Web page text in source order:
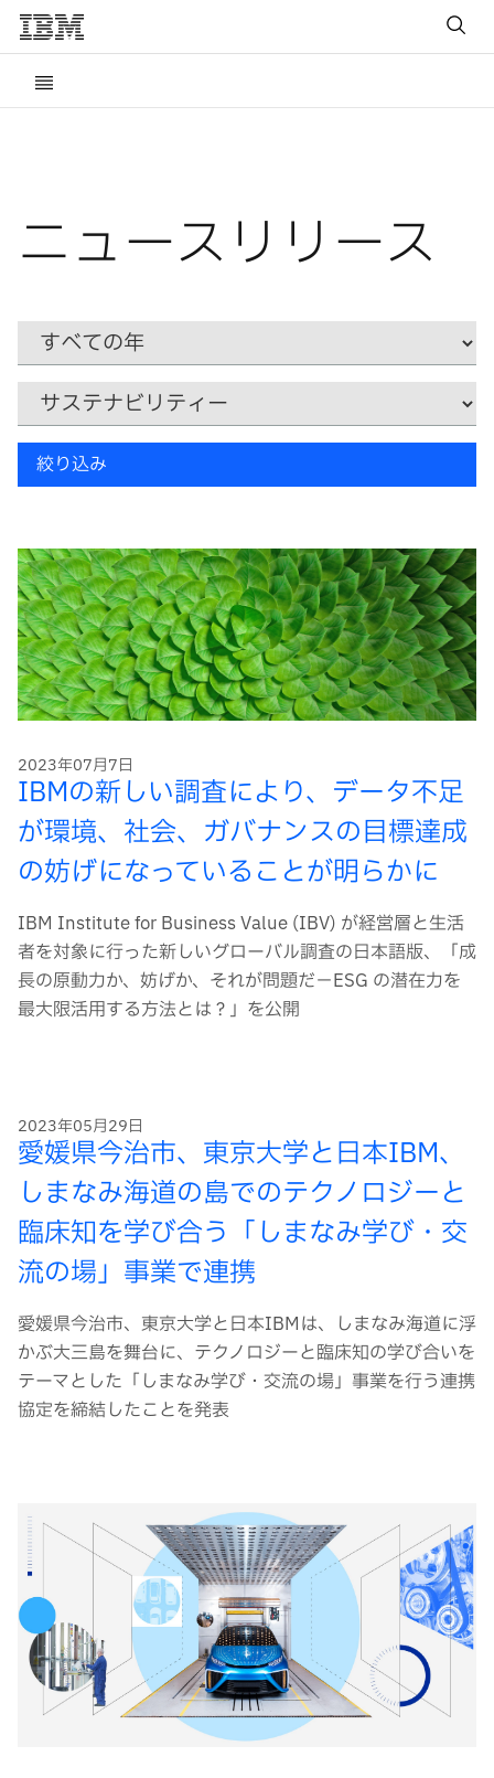
ニュースリリース
Year
カ
ゴ
リ
キ
ワ
絞り込み
2023年07月7日
IBMの新しい調査により、データ不足
が環境、社会、ガバナンスの目標達成
の妨げになっていることが明らかに
IBM Institute for Business Value (IBV) が経営層と生活
者を対象に行った新しいグローバル調査の日本語版、「成
長の原動力か、妨げか、それが問題だ－ESG の潜在力を
最大限活用する方法とは？」を公開
2023年05月29日
愛媛県今治市、東京大学と日本IBM、
しまなみ海道の島でのテクノロジーと
臨床知を学び合う「しまなみ学び・交
流の場」事業で連携
愛媛県今治市、東京大学と日本IBMは、しまなみ海道に浮
かぶ大三島を舞台に、テクノロジーと臨床知の学び合いを
テーマとした「しまなみ学び・交流の場」事業を行う連携
協定を締結したことを発表